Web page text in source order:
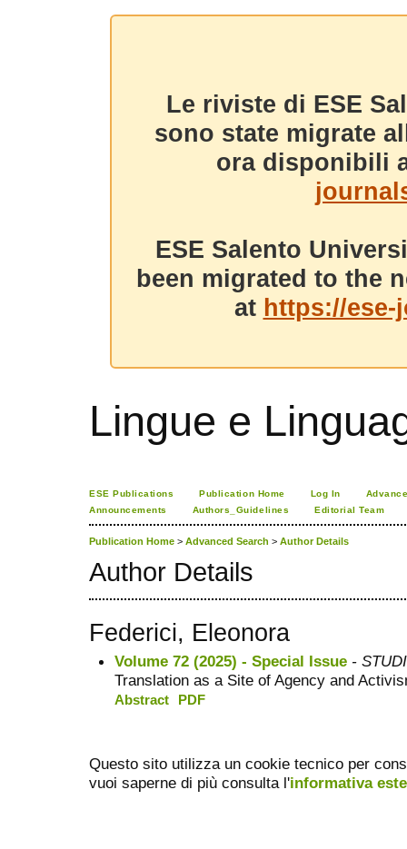
Le riviste di ESE
sono state migrate
ora disponibili
ESE Salento
been migrated to the
at https://
Lingue e
ESE Publications Publication Home Log In
Announcements
Authors_Guidelines Editorial Team
Publication Home > Advanced Search > Author Details
Author Details
Federici, Eleonora
Volume 72 (2025) - Special Issue -
Translation as a Site of Agency and
Abstract PDF
Questo sito utilizza un cookie tecnico per
vuoi saperne di più consulta l'informativa